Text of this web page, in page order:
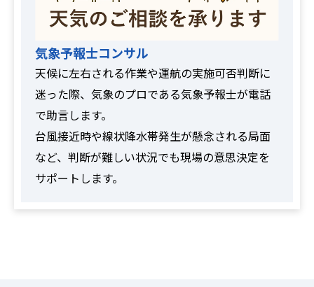
気象予報士コンサル
天候に左右される作業や運航の実施可否判断に
迷った際、気象のプロである気象予報士が電話
で助言します。
台風接近時や線状降水帯発生が懸念される局面
など、判断が難しい状況でも現場の意思決定を
サポートします。